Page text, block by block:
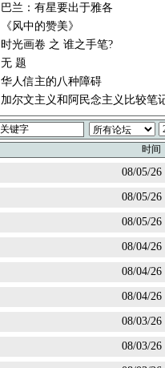
巴兰：有星要出于雅各
《风中的赞美》
时光画卷 之 谁之手笔?
无 题
华人信主的八种障碍
加尔文主义和阿民念主义比较笔
时间
08/05/26
08/05/26
08/05/26
08/04/26
08/04/26
08/04/26
08/03/26
08/03/26